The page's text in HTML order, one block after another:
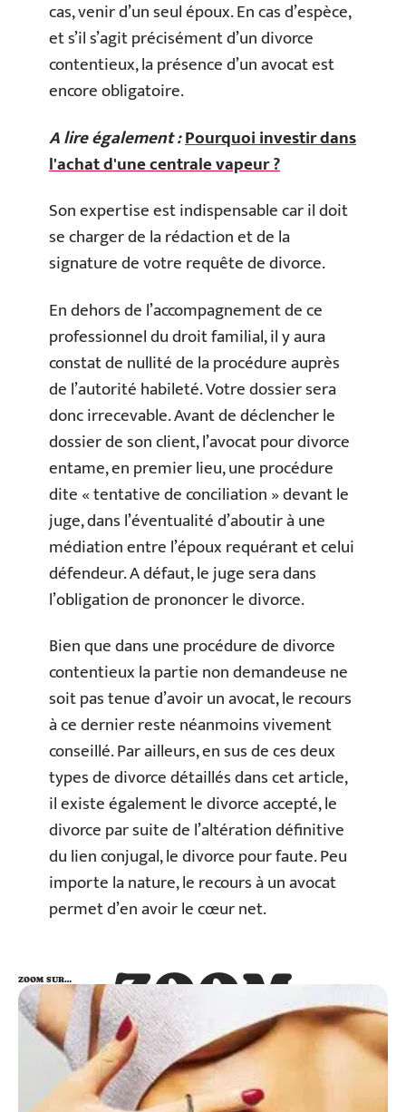
cas, venir d’un seul époux. En cas d’espèce,
et s’il s’agit précisément d’un divorce
contentieux, la présence d’un avocat est
encore obligatoire.
A lire également :Pourquoi investir dans
l'achat d'une centrale vapeur ?
Son expertise est indispensable car il doit
se charger de la rédaction et de la
signature de votre requête de divorce.
En dehors de l’accompagnement de ce
professionnel du droit familial, il y aura
constat de nullité de la procédure auprès
de l’autorité habileté. Votre dossier sera
donc irrecevable. Avant de déclencher le
dossier de son client, l’avocat pour divorce
entame, en premier lieu, une procédure
dite « tentative de conciliation » devant le
juge, dans l’éventualité d’aboutir à une
médiation entre l’époux requérant et celui
défendeur. A défaut, le juge sera dans
l’obligation de prononcer le divorce.
Bien que dans une procédure de divorce
contentieux la partie non demandeuse ne
soit pas tenue d’avoir un avocat, le recours
à ce dernier reste néanmoins vivement
conseillé. Par ailleurs, en sus de ces deux
types de divorce détaillés dans cet article,
il existe également le divorce accepté, le
divorce par suite de l’altération définitive
du lien conjugal, le divorce pour faute. Peu
importe la nature, le recours à un avocat
permet d’en avoir le cœur net.
ZOOM
SUR…
ZOOM SUR…